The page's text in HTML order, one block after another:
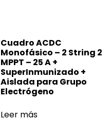
Cuadro ACDC
Monofásico – 2 String 2
MPPT – 25 A +
SuperInmunizado +
Aislada para Grupo
Electrógeno
Leer más